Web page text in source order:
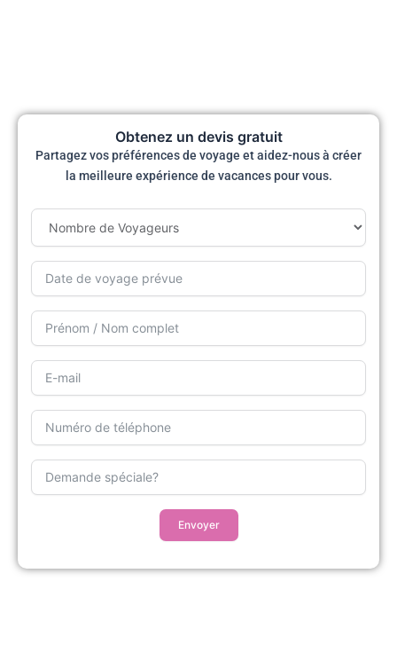
Obtenez un devis gratuit
Partagez vos préférences de voyage et aidez-nous à créer
la meilleure expérience de vacances pour vous.
Envoyer